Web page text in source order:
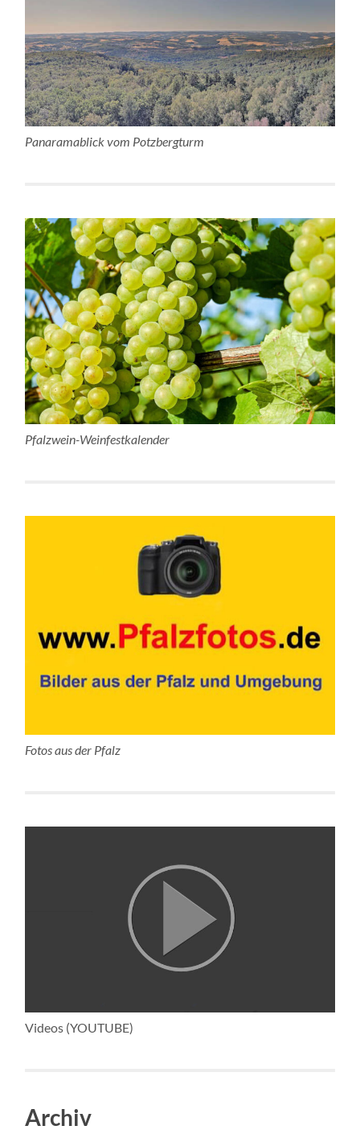
Panaramablick vom Potzbergturm
Pfalzwein-Weinfestkalender
Fotos aus der Pfalz
Videos (YOUTUBE)
Archiv